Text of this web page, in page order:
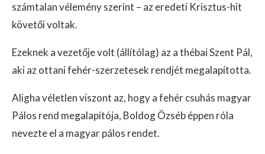
számtalan vélemény szerint – az eredeti Krisztus-hit
követői voltak.
Ezeknek a vezetője volt (állítólag) az a thébai Szent Pál,
aki az ottani fehér-szerzetesek rendjét megalapította.
Aligha véletlen viszont az, hogy a fehér csuhás magyar
Pálos rend megalapítója, Boldog Özséb éppen róla
nevezte el a magyar pálos rendet.